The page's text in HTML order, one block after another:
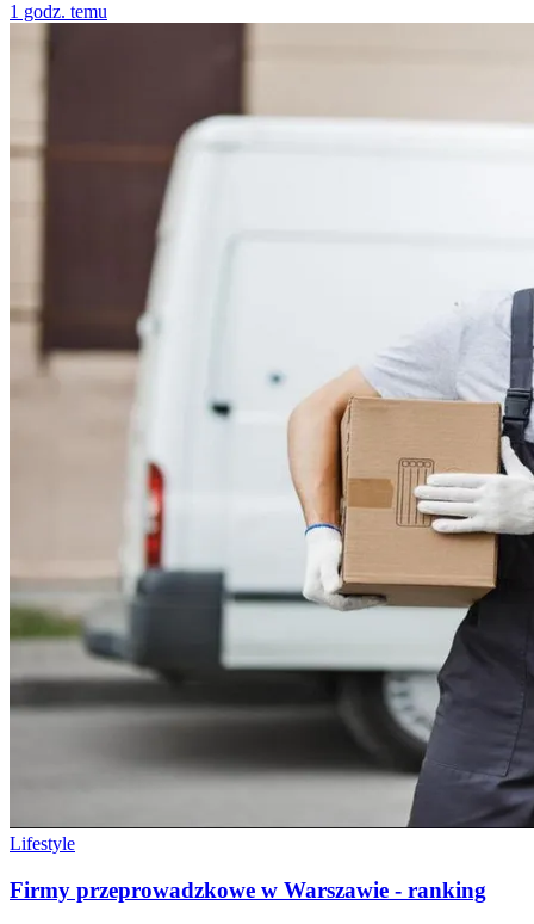
1 godz. temu
Lifestyle
Firmy przeprowadzkowe w Warszawie - ranking